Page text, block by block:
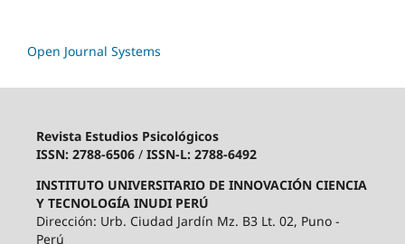
Open Journal Systems
Revista Estudios Psicológicos
ISSN: 2788-6506/ ISSN-L: 2788-6492
INSTITUTO UNIVERSITARIO DE INNOVACIÓN CIENCIA
Y TECNOLOGÍA INUDI PERÚ
Dirección: Urb. Ciudad Jardín Mz. B3 Lt. 02, Puno -
Perú